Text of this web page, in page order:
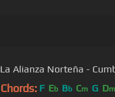
La Alianza Norteña -
Chords: F Eb Bb Cm G Dm